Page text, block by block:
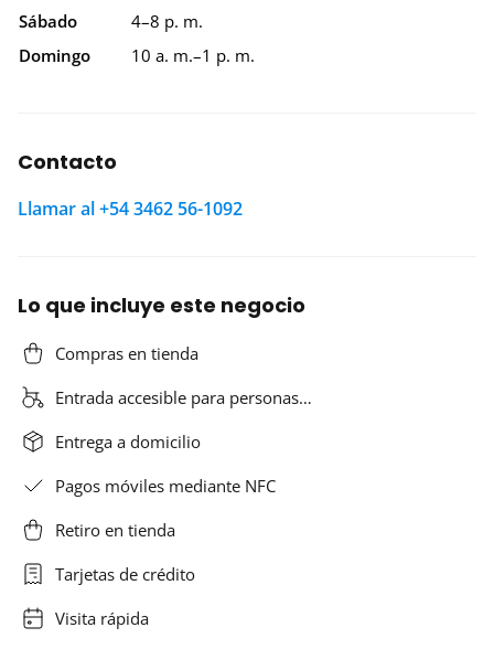
Sábado
4–8 p. m.
Domingo
10 a. m.–1 p. m.
Contacto
Llamar al +54 3462 56-1092
Lo que incluye este negocio
Compras en tienda
Entrada accesible para personas…
Entrega a domicilio
Pagos móviles mediante NFC
Retiro en tienda
Tarjetas de crédito
Visita rápida